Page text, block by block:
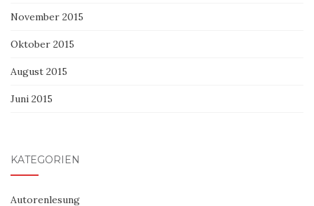
November 2015
Oktober 2015
August 2015
Juni 2015
KATEGORIEN
Autorenlesung